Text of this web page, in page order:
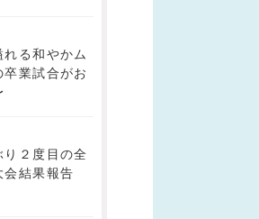
れる和やかム
業試合がお
り２度目の全
会結果報告